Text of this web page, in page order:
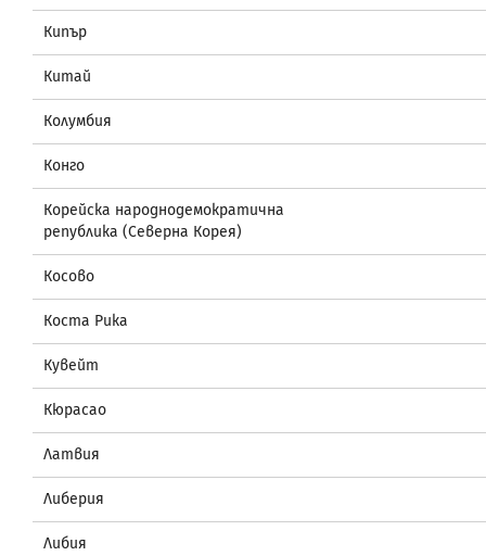
Кипър
Китай
Колумбия
Конго
Корейска народнодемократична
република (Северна Корея)
Косово
Коста Рика
Кувейт
Кюрасао
Латвия
Либерия
Либия